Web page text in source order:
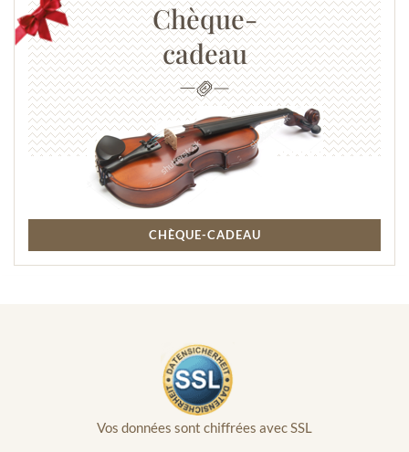
Chèque-
cadeau
CHÈQUE-CADEAU
Vos données sont chiffrées avec SSL